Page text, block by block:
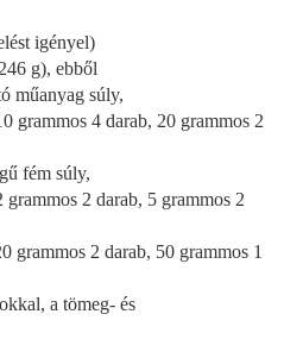
igényel)
g), ebből
műanyag súly,
4 darab, 20 grammos 2
fém súly,
2 darab, 5 grammos 2
grammos 2 darab, 50 grammos 1
a tömeg- és